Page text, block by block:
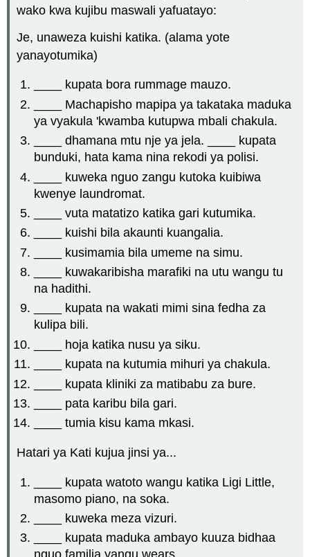
wako kwa kujibu maswali yafuatayo:
Je, unaweza kuishi katika. (alama yote
yanayotumika)
____ kupata bora rummage mauzo.
____ Machapisho mapipa ya takataka maduka
ya vyakula 'kwamba kutupwa mbali chakula.
____ dhamana mtu nje ya jela. ____ kupata
bunduki, hata kama nina rekodi ya polisi.
____ kuweka nguo zangu kutoka kuibiwa
kwenye laundromat.
____ vuta matatizo katika gari kutumika.
____ kuishi bila akaunti kuangalia.
____ kusimamia bila umeme na simu.
____ kuwakaribisha marafiki na utu wangu tu
na hadithi.
____ kupata na wakati mimi sina fedha za
kulipa bili.
____ hoja katika nusu ya siku.
____ kupata na kutumia mihuri ya chakula.
____ kupata kliniki za matibabu za bure.
____ pata karibu bila gari.
____ tumia kisu kama mkasi.
Hatari ya Kati kujua jinsi ya...
____ kupata watoto wangu katika Ligi Little,
masomo piano, na soka.
____ kuweka meza vizuri.
____ kupata maduka ambayo kuuza bidhaa